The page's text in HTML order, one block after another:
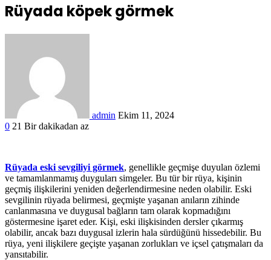
Rüyada köpek görmek
admin Ekim 11, 2024
0 21 Bir dakikadan az
Rüyada eski sevgiliyi görmek, genellikle geçmişe duyulan özlemi
ve tamamlanmamış duyguları simgeler. Bu tür bir rüya, kişinin
geçmiş ilişkilerini yeniden değerlendirmesine neden olabilir. Eski
sevgilinin rüyada belirmesi, geçmişte yaşanan anıların zihinde
canlanmasına ve duygusal bağların tam olarak kopmadığını
göstermesine işaret eder. Kişi, eski ilişkisinden dersler çıkarmış
olabilir, ancak bazı duygusal izlerin hala sürdüğünü hissedebilir. Bu
rüya, yeni ilişkilere geçişte yaşanan zorlukları ve içsel çatışmaları da
yansıtabilir.